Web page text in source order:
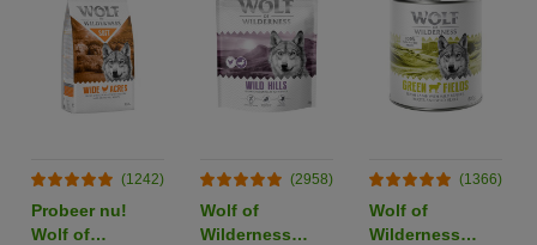
(1242)
Probeer nu!
Wolf of
(2958)
Wolf of
Wilderness
(1366)
Wolf of
Wilderness